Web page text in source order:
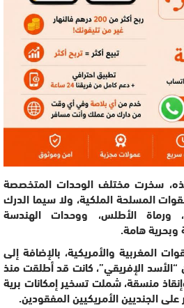
سخرت مختلف الوحدات المتخصصة
المسلحة الملكية، ولا سيما الدرك
ورماة الأطلس، ووحدات الهندسة
وبحرية هامة.
المغربية والأمريكية، بالإضافة إلى
الإفريقي”، كانت قد أطلقت منذ
منسقة، شملت تسخير إمكانات برية
الجنديين الأمريكيين المفقودين.